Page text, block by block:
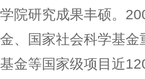
学院研究成果丰硕。
金、国家社会科学基
基金等国家级项目近